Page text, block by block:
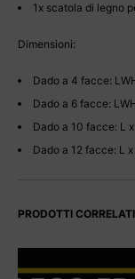
1x scatola di legno
Dimensioni:
Dado a 4 facce:
Dado a 6 facce:
Dado a 10 facce: L
Dado a 12 facce: L
PRODOTTI CORRELATI